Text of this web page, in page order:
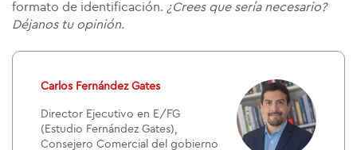
formato de identificación. ¿Crees que sería necesario?
Déjanos tu opinión.
Carlos Fernández Gates
Director Ejecutivo en E/FG
(Estudio Fernández Gates),
Consejero Comercial del gobierno